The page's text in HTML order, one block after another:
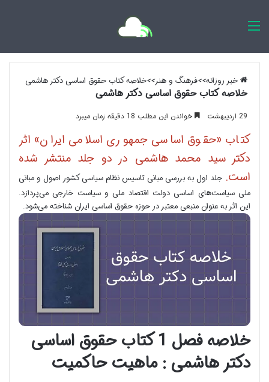
خبر روزانه>>فرهنگ و هنر>>خلاصه کتاب حقوق اساسی دکتر هاشمی
خلاصه کتاب حقوق اساسی دکتر هاشمی
29 اردیبهشت خواندن این مطلب 18 دقیقه زمان میبرد
کتاب «حقوق اساسی جمهوری اسلامی ایران» اثر
دکتر سید محمد هاشمی در دو جلد منتشر شده
است. جلد اول به بررسی مبانی تاسیس نظام سیاسی کشور اصول و مبانی
ملی سیاست‌های اساسی دولت اقتصاد ملی و سیاست خارجی می‌پردازد.
این اثر به عنوان منبعی معتبر در حوزه حقوق اساسی ایران شناخته می‌شود.
خلاصه فصل 1 کتاب حقوق اساسی
دکتر هاشمی : ماهیت حاکمیت